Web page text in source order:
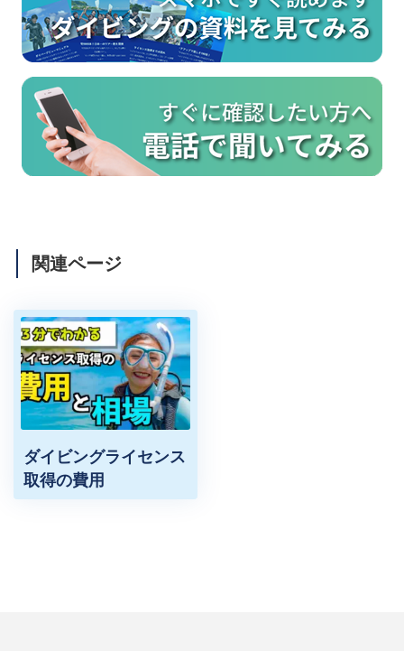
関連ページ
ダイビングライセンス
取得の費用